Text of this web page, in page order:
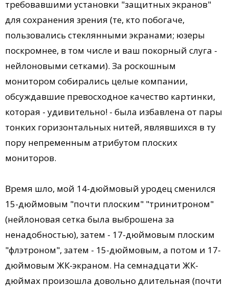
требовавшими установки "защитных экранов"
для сохранения зрения (те, кто побогаче,
пользовались стеклянными экранами; юзеры
поскромнее, в том числе и ваш покорный слуга -
нейлоновыми сетками). За роскошным
монитором собирались целые компании,
обсуждавшие превосходное качество картинки,
которая - удивительно! - была избавлена от пары
тонких горизонтальных нитей, являвшихся в ту
пору непременным атрибутом плоских
мониторов.
Время шло, мой 14-дюймовый уродец сменился
15-дюймовым "почти плоским" "тринитроном"
(нейлоновая сетка была выброшена за
ненадобностью), затем - 17-дюймовым плоским
"флэтроном", затем - 15-дюймовым, а потом и 17-
дюймовым ЖК-экраном. На семнадцати ЖК-
дюймах произошла довольно длительная (почти